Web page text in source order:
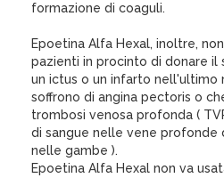
formazione di coaguli.
Epoetina Alfa Hexal, inoltre,
pazienti in procinto di donare il
un ictus o un infarto nell'ultimo
soffrono di angina pectoris o
trombosi venosa profonda (
di sangue nelle vene profonde
nelle gambe ).
Epoetina Alfa Hexal non va